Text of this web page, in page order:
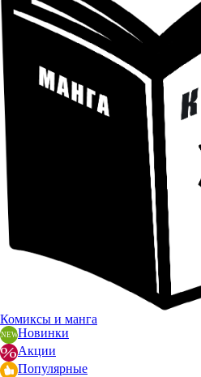
Комиксы и манга
Новинки
Акции
Популярные